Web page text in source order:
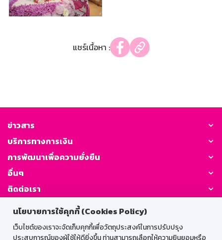
นโยบายการใช้คุกกี้ (Cookies Policy)
เว็บไซต์ของเราจะจัดเก็บคุกกี้เพื่อวัตถุประสงค์ในการปรับปรุง
ประสบการณ์ของผู้ใช้ให้ดียิ่งขึ้น ท่านสามารถเลือกให้ความยินยอมหรือ
แชร์เนื้อหา :
ข่าวสาร
บริการทางการเงิน
การพัฒนาเพื่อความยั่งยืน
อื่นๆ
ติดต่อเรา
GSB Society: